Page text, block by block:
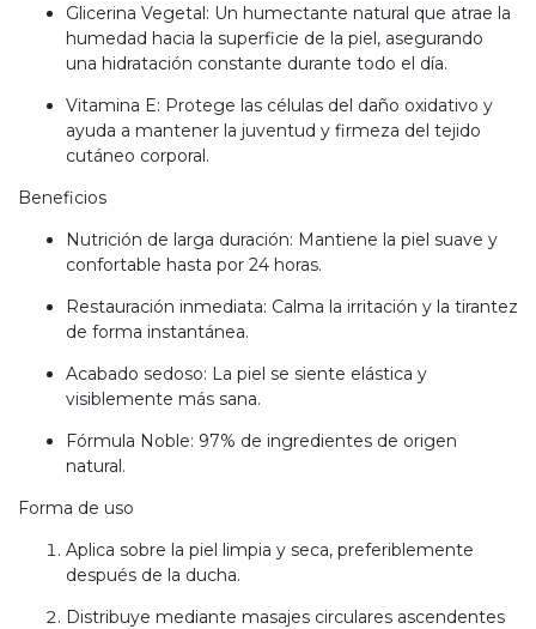
Glicerina Vegetal: Un humectante natural que atrae la
humedad hacia la superficie de la piel, asegurando
una hidratación constante durante todo el día.
Vitamina E: Protege las células del daño oxidativo y
ayuda a mantener la juventud y firmeza del tejido
cutáneo corporal.
Beneficios
Nutrición de larga duración: Mantiene la piel suave y
confortable hasta por 24 horas.
Restauración inmediata: Calma la irritación y la tirantez
de forma instantánea.
Acabado sedoso: La piel se siente elástica y
visiblemente más sana.
Fórmula Noble: 97% de ingredientes de origen
natural.
Forma de uso
Aplica sobre la piel limpia y seca, preferiblemente
después de la ducha.
Distribuye mediante masajes circulares ascendentes